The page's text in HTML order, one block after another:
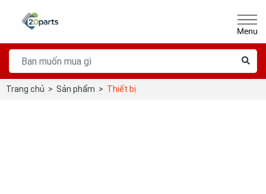
Trang chủ > Sản phẩm > Thiết bị